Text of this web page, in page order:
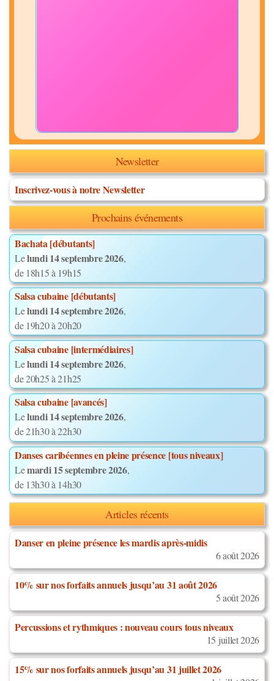
Newsletter
Inscrivez-vous à notre Newsletter
Prochains événements
Bachata [débutants]
Lelundi 14 septembre 2026,
de 18h15 à 19h15
Salsa cubaine [débutants]
Lelundi 14 septembre 2026,
de 19h20 à 20h20
Salsa cubaine [intermédiaires]
Lelundi 14 septembre 2026,
de 20h25 à 21h25
Salsa cubaine [avancés]
Lelundi 14 septembre 2026,
de 21h30 à 22h30
Danses caribéennes en pleine présence [tous niveaux]
Lemardi 15 septembre 2026,
de 13h30 à 14h30
Articles récents
Danser en pleine présence les mardis après-midis
6 août 2026
10% sur nos forfaits annuels jusqu’au 31 août 2026
5 août 2026
Percussions et rythmiques : nouveau cours tous niveaux
15 juillet 2026
15% sur nos forfaits annuels jusqu’au 31 juillet 2026